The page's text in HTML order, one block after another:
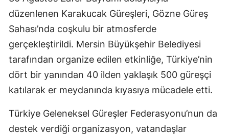
düzenlenen Karakucak Güreşleri, Gözne Güreş
Sahası’nda coşkulu bir atmosferde
gerçekleştirildi. Mersin Büyükşehir Belediyesi
tarafından organize edilen etkinliğe, Türkiye’nin
dört bir yanından 40 ilden yaklaşık 500 güreşçi
katılarak er meydanında kıyasıya mücadele etti.
Türkiye Geleneksel Güreşler Federasyonu’nun da
destek verdiği organizasyon, vatandaşlar